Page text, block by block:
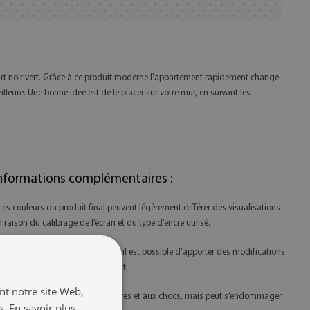
noir vert. Grâce à ce produit moderne l'appartement rapidement change
Une bonne idée est de le placer sur votre mur, en suivant les
complémentaires :
couleurs du produit final peuvent légèrement différer des visualisations
raison du calibrage de l’écran et du type d’encre utilisé.
Grâce à notre propre production, il est possible d'apporter des modifications
à la demande du client.
est résistant aux rayures et aux chocs, mais peut s’endommager
notre site Web,